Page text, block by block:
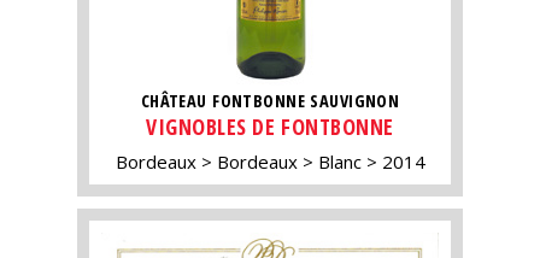
CHÂTEAU FONTBONNE SAUVIGNON
VIGNOBLES DE FONTBONNE
Bordeaux Bordeaux Blanc 2014